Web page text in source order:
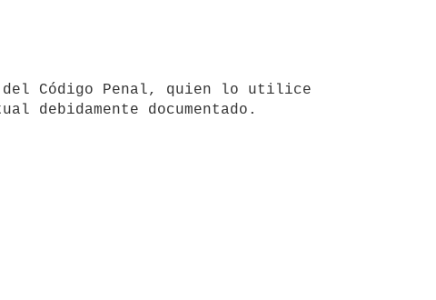
Código Penal, quien lo utilice